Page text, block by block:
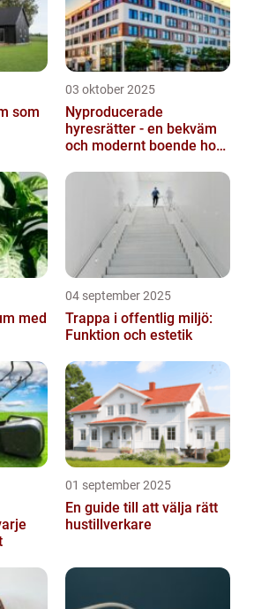
som
03 oktober 2025
Nyproducerade
hyresrätter - en bekväm
och modernt boende hos
nyproduktion
med
04 september 2025
Trappa i offentlig miljö:
Funktion och estetik
01 september 2025
En guide till att välja rätt
hustillverkare